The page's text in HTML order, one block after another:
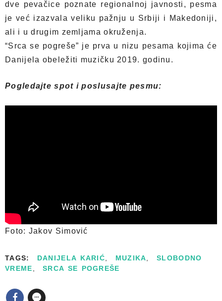
dve pevačice poznate regionalnoj javnosti, pesma
je već izazvala veliku pažnju u Srbiji i Makedoniji,
ali i u drugim zemljama okruženja.
“Srca se pogreše” je prva u nizu pesama kojima će
Danijela obeležiti muzičku 2019. godinu.
Pogledajte spot i poslusajte pesmu:
Foto: Jakov Simović
TAGS: DANIJELA KARIĆ, MUZIKA,
SLOBODNO
VREME, SRCA SE POGREŠE